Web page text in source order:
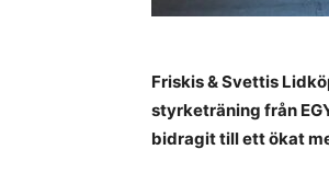
Friskis & Svettis
styrketräning från
bidragit till ett ökat